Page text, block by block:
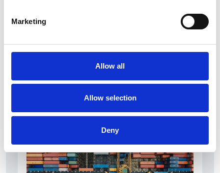
Marketing
Allow all
Allow selection
Deny
Čistý zisk skupiny Generali zaznamenal v
pololetí výrazný růst
Itálie
Česká republika